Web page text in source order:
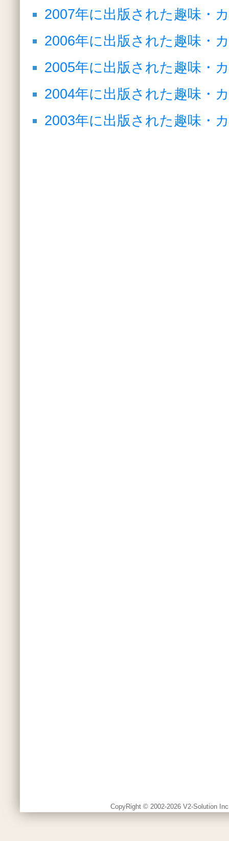
2007年に出版された趣味・
2006年に出版された趣味・
2005年に出版された趣味・
2004年に出版された趣味・
2003年に出版された趣味・
CopyRight © 2002-2026 V2-Solution